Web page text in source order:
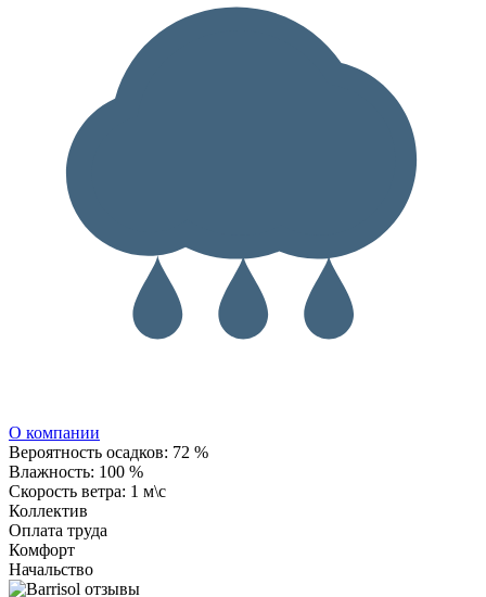
О компании
Вероятность осадков: 72 %
Влажность: 100 %
Скорость ветра: 1 м\с
Коллектив
Оплата труда
Комфорт
Начальство